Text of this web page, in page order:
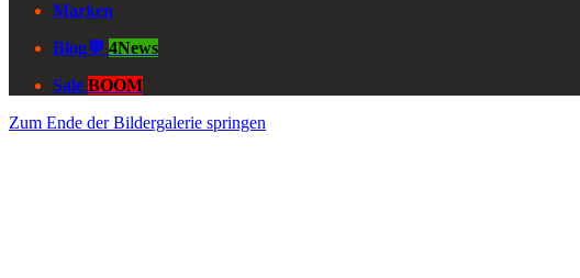
Marken
Blog💬 4News
Sale BOOM
Zum Ende der Bildergalerie springen